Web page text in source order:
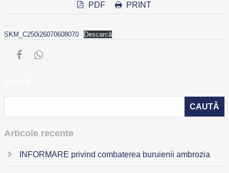
PDF PRINT
SKM_C250i26070608070 Descarcă
Articole recente
INFORMARE privind combaterea buruienii ambrozia